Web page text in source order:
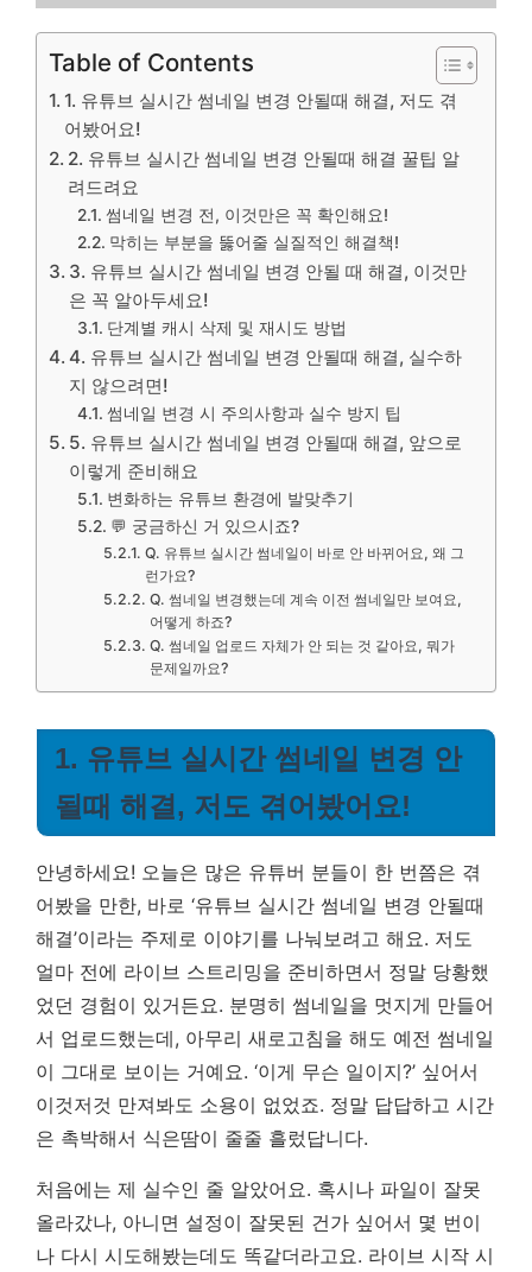
Table of Contents
1. 유튜브 실시간 썸네일 변경 안될때 해결, 저도 겪
어봤어요!
2. 유튜브 실시간 썸네일 변경 안될때 해결 꿀팁 알
려드려요
썸네일 변경 전, 이것만은 꼭 확인해요!
막히는 부분을 뚫어줄 실질적인 해결책!
3. 유튜브 실시간 썸네일 변경 안될 때 해결, 이것만
은 꼭 알아두세요!
단계별 캐시 삭제 및 재시도 방법
4. 유튜브 실시간 썸네일 변경 안될때 해결, 실수하
지 않으려면!
썸네일 변경 시 주의사항과 실수 방지 팁
5. 유튜브 실시간 썸네일 변경 안될때 해결, 앞으로
이렇게 준비해요
변화하는 유튜브 환경에 발맞추기
💬 궁금하신 거 있으시죠?
Q. 유튜브 실시간 썸네일이 바로 안 바뀌어요, 왜 그
런가요?
Q. 썸네일 변경했는데 계속 이전 썸네일만 보여요,
어떻게 하죠?
Q. 썸네일 업로드 자체가 안 되는 것 같아요, 뭐가
문제일까요?
1. 유튜브 실시간 썸네일 변경 안
될때 해결, 저도 겪어봤어요!
안녕하세요! 오늘은 많은 유튜버 분들이 한 번쯤은 겪
어봤을 만한, 바로 ‘유튜브 실시간 썸네일 변경 안될때
해결’이라는 주제로 이야기를 나눠보려고 해요. 저도
얼마 전에 라이브 스트리밍을 준비하면서 정말 당황했
었던 경험이 있거든요. 분명히 썸네일을 멋지게 만들어
서 업로드했는데, 아무리 새로고침을 해도 예전 썸네일
이 그대로 보이는 거예요. ‘이게 무슨 일이지?’ 싶어서
이것저것 만져봐도 소용이 없었죠. 정말 답답하고 시간
은 촉박해서 식은땀이 줄줄 흘렀답니다.
처음에는 제 실수인 줄 알았어요. 혹시나 파일이 잘못
올라갔나, 아니면 설정이 잘못된 건가 싶어서 몇 번이
나 다시 시도해봤는데도 똑같더라고요. 라이브 시작 시